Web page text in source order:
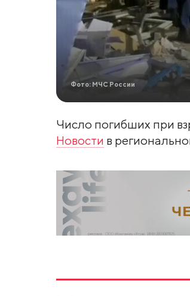
Фото: МЧС России
Число погибших при
Новости в